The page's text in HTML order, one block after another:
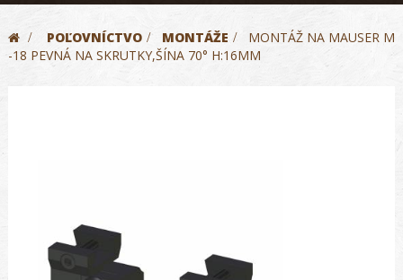
> POĽOVNÍCTVO > MONTÁŽE >
MONTÁŽ NA MAUSER M
-18 PEVNÁ NA SKRUTKY,ŠÍNA 70° H:16MM